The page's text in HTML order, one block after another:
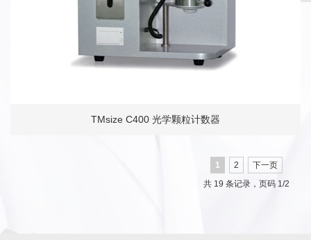
TMsize C400 光学颗粒计数器
1 2
下一页
共 19 条记录，页码 1/2